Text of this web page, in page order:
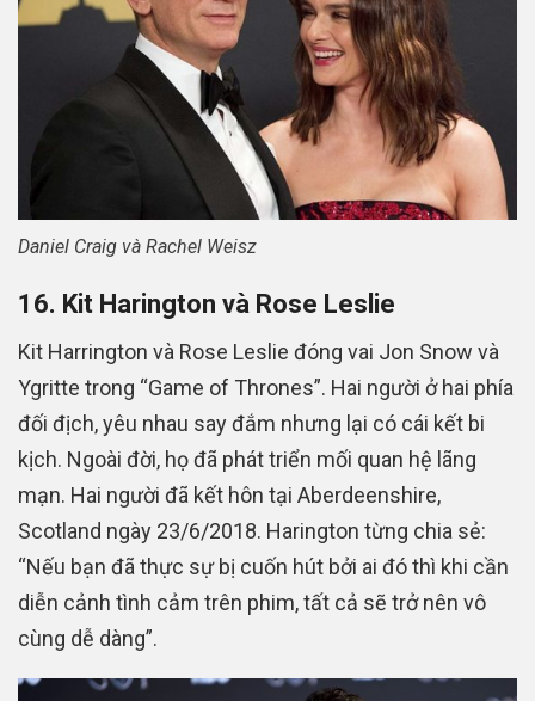
Daniel Craig và Rachel Weisz
16. Kit Harington và Rose Leslie
Kit Harrington và Rose Leslie đóng vai Jon Snow và
Ygritte trong “Game of Thrones”. Hai người ở hai phía
đối địch, yêu nhau say đắm nhưng lại có cái kết bi
kịch. Ngoài đời, họ đã phát triển mối quan hệ lãng
mạn. Hai người đã kết hôn tại Aberdeenshire,
Scotland ngày 23/6/2018. Harington từng chia sẻ:
“Nếu bạn đã thực sự bị cuốn hút bởi ai đó thì khi cần
diễn cảnh tình cảm trên phim, tất cả sẽ trở nên vô
cùng dễ dàng”.